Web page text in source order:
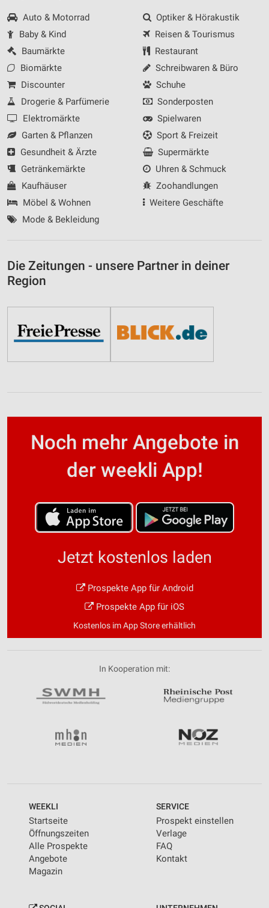
Auto & Motorrad
Baby & Kind
Baumärkte
Biomärkte
Discounter
Drogerie & Parfümerie
Elektromärkte
Garten & Pflanzen
Gesundheit & Ärzte
Getränkemärkte
Kaufhäuser
Möbel & Wohnen
Mode & Bekleidung
Optiker & Hörakustik
Reisen & Tourismus
Restaurant
Schreibwaren & Büro
Schuhe
Sonderposten
Spielwaren
Sport & Freizeit
Supermärkte
Uhren & Schmuck
Zoohandlungen
Weitere Geschäfte
Die Zeitungen - unsere Partner in deiner
Region
Noch mehr Angebote in
der weekli App!
Jetzt kostenlos laden
Prospekte App für Android
Prospekte App für iOS
Kostenlos im App Store erhältlich
In Kooperation mit:
WEEKLI
Startseite
Öffnungszeiten
Alle Prospekte
Angebote
Magazin
SERVICE
Prospekt einstellen
Verlage
FAQ
Kontakt